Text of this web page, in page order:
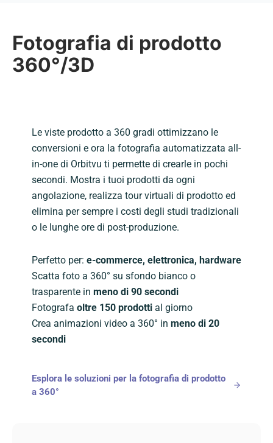
Fotografia di prodotto
360°/3D
Le viste prodotto a 360 gradi ottimizzano le
conversioni e ora la fotografia automatizzata all-
in-one di Orbitvu ti permette di crearle in pochi
secondi. Mostra i tuoi prodotti da ogni
angolazione, realizza tour virtuali di prodotto ed
elimina per sempre i costi degli studi tradizionali
o le lunghe ore di post-produzione.
Perfetto per: e-commerce, elettronica, hardware
Scatta foto a 360° su sfondo bianco o
trasparente in meno di 90 secondi
Fotografa oltre 150 prodotti al giorno
Crea animazioni video a 360° in meno di 20
secondi
Esplora le soluzioni per la fotografia di prodotto
a 360°